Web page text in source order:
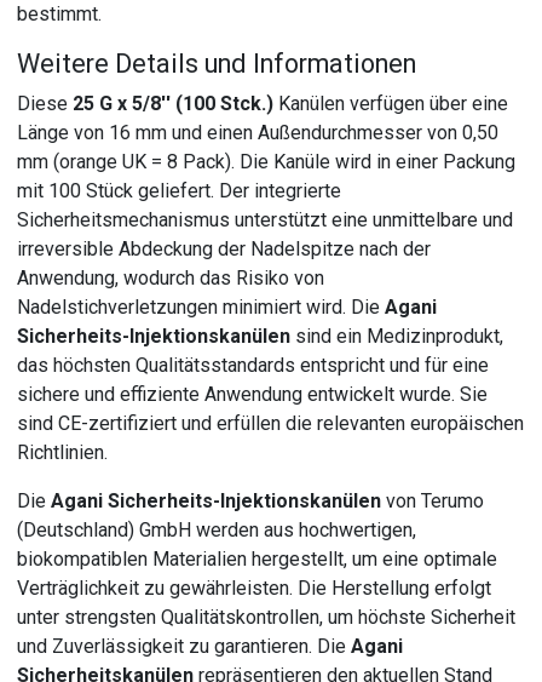
bestimmt.
Weitere Details und Informationen
Diese 25 G x 5/8'' (100 Stck.) Kanülen verfügen über eine
Länge von 16 mm und einen Außendurchmesser von 0,50
mm (orange UK = 8 Pack). Die Kanüle wird in einer Packung
mit 100 Stück geliefert. Der integrierte
Sicherheitsmechanismus unterstützt eine unmittelbare und
irreversible Abdeckung der Nadelspitze nach der
Anwendung, wodurch das Risiko von
Nadelstichverletzungen minimiert wird. DieAgani
Sicherheits-Injektionskanülen sind ein Medizinprodukt,
das höchsten Qualitätsstandards entspricht und für eine
sichere und effiziente Anwendung entwickelt wurde. Sie
sind CE-zertifiziert und erfüllen die relevanten europäischen
Richtlinien.
DieAgani Sicherheits-Injektionskanülen von Terumo
(Deutschland) GmbH werden aus hochwertigen,
biokompatiblen Materialien hergestellt, um eine optimale
Verträglichkeit zu gewährleisten. Die Herstellung erfolgt
unter strengsten Qualitätskontrollen, um höchste Sicherheit
und Zuverlässigkeit zu garantieren. DieAgani
Sicherheitskanülen repräsentieren den aktuellen Stand